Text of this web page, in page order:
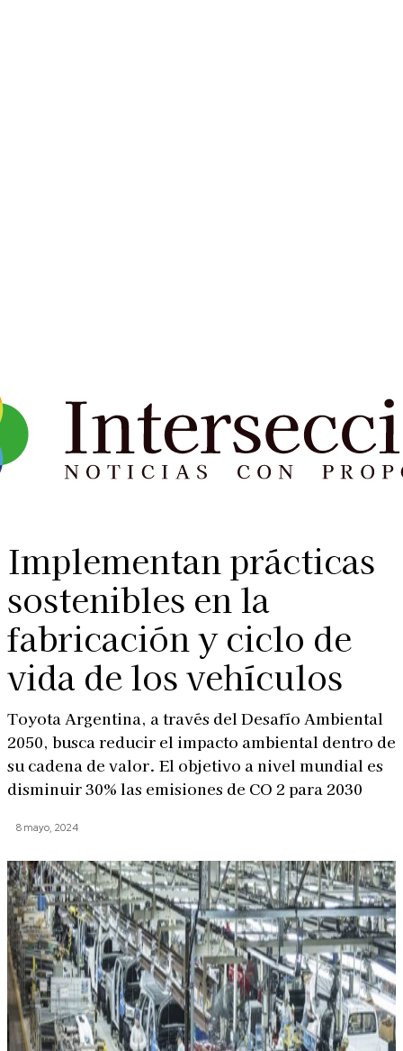
Implementan prácticas
sostenibles en la
fabricación y ciclo de
vida de los vehículos
Toyota Argentina, a través del Desafío Ambiental
2050, busca reducir el impacto ambiental dentro de
su cadena de valor. El objetivo a nivel mundial es
disminuir 30% las emisiones de CO 2 para 2030
8 mayo, 2024